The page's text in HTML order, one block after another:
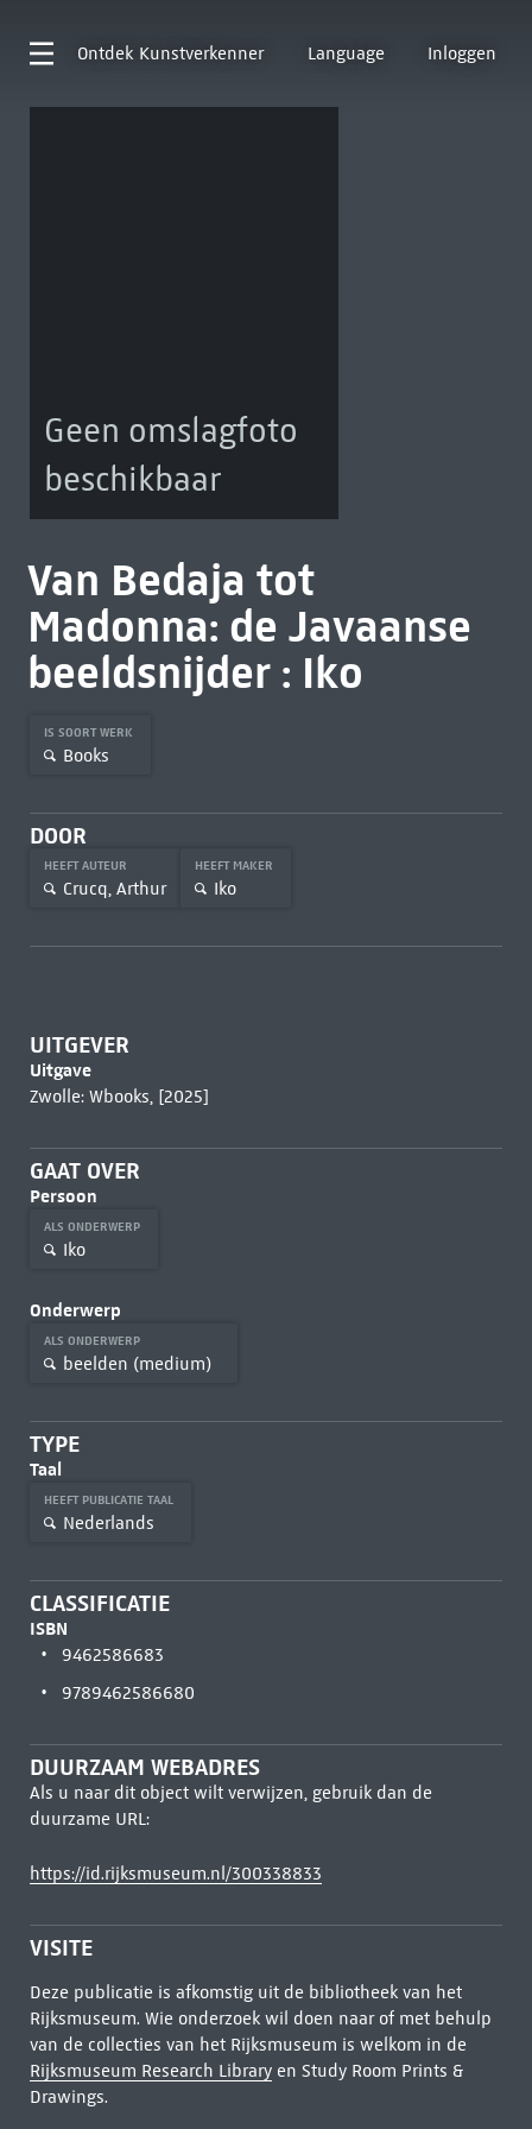
Ontdek Kunstverkenner Language Inloggen
Geen omslagfoto
beschikbaar
Van Bedaja tot
Madonna: de Javaanse
beeldsnijder : Iko
IS SOORT WERK
Books
DOOR
HEEFT AUTEUR
Crucq, Arthur
HEEFT MAKER
Iko
UITGEVER
Uitgave
Zwolle: Wbooks, [2025]
GAAT OVER
Persoon
ALS ONDERWERP
Iko
Onderwerp
ALS ONDERWERP
beelden (medium)
TYPE
Taal
HEEFT PUBLICATIE TAAL
Nederlands
CLASSIFICATIE
ISBN
9462586683
9789462586680
DUURZAAM WEBADRES
Als u naar dit object wilt verwijzen, gebruik dan de
duurzame URL:
https://id.rijksmuseum.nl/300338833
VISITE
Deze publicatie is afkomstig uit de bibliotheek van het
Rijksmuseum. Wie onderzoek wil doen naar of met behulp
van de collecties van het Rijksmuseum is welkom in de
Rijksmuseum Research Libraryen Study Room Prints &
Drawings.